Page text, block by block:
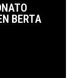
BERTA